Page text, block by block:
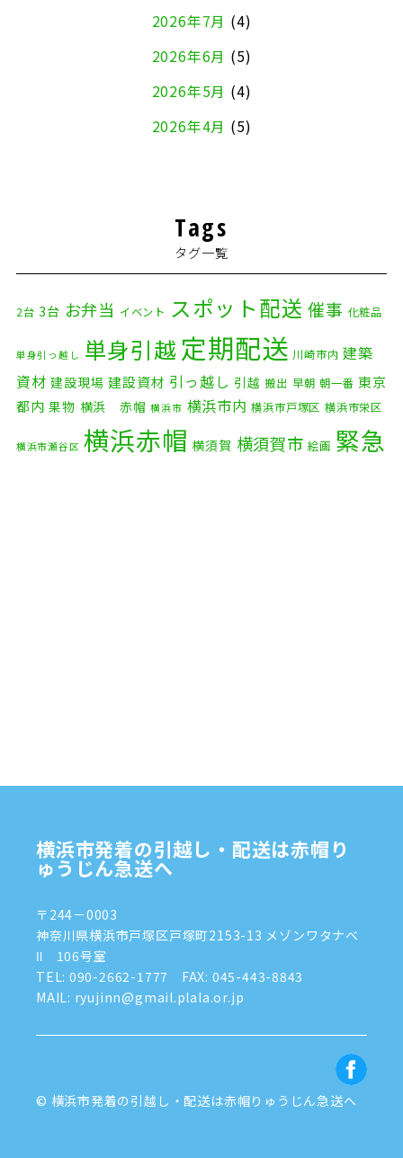
2026年7月 (4)
2026年6月 (5)
2026年5月 (4)
2026年4月 (5)
2026年1月
2025年11月(4)
2025年10月(9)
2025年9月
(3)
2025年8月(2)
2025年7月(6)
2024年9月(2)
2024年7月
(8)
2024年5月(2)
2024年4月(3)
2024年3月(8)
2024年1月(3)
2023年11月(5)
Tags
タグ一覧
2台 3台 お弁当 イベント スポット配送 催事 化粧品
単身引っ越し 単身引越 定期配送 川崎市内 建築
資材 建設現場 建設資材 引っ越し 引越 搬出 早朝 朝一番 東京
都内 果物 横浜 赤帽 横浜市 横浜市内 横浜市戸塚区 横浜市栄区
横浜市瀬谷区 横浜赤帽 横須賀 横須賀市 絵画 緊急
横浜市発着の引越し・配送は赤帽り
ゅうじん急送へ
〒244－0003
神奈川県横浜市戸塚区戸塚町2153-13 メゾンワタナベ
Ⅱ 106号室
TEL: 090-2662-1777
FAX: 045-443-8843
MAIL: ryujinn@gmail.plala.or.jp
© 横浜市発着の引越し・配送は赤帽りゅうじん急送へ